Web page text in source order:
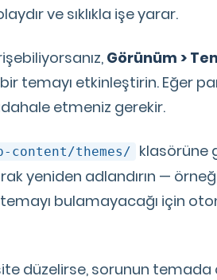
ve sıklıkla işe yarar.
Görünüm >
temayı etkinleştirin. Eğer
etmeniz gerekir.
content/themes/
klasörüne
yeniden adlandırın —
bulamayacağı için
düzelirse, sorunun temada